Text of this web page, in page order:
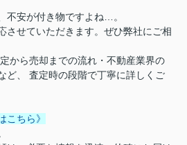
不安が付き物ですよね…。
させていただきます。ぜひ弊社にご相
から売却までの流れ・不動産業界の
ど、 査定時の段階で丁寧に詳しくご
こちら》